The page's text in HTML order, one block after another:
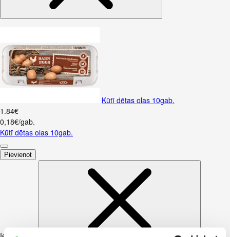
Kūtī dētas olas 10gab.
1 .84€
0,18€/gab.
Kūtī dētas olas 10gab.
Pievienot